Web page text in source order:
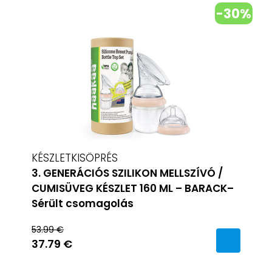
-30%
KÉSZLETKISÖPRÉS
3. GENERÁCIÓS SZILIKON MELLSZÍVÓ /
CUMISÜVEG KÉSZLET 160 ML – BARACK–
Sérült csomagolás
53.99 €
37.79 €